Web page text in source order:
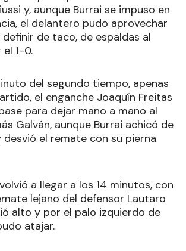
y, aunque Burrai se impuso en
el delantero pudo aprovechar
de taco, de espaldas al
1-0.
del segundo tiempo, apenas
el enganche Joaquín Freitas
para dejar mano a mano al
Galván, aunque Burrai achicó de
desvió el remate con su pierna
a llegar a los 14 minutos, con
lejano del defensor Lautaro
alto y por el palo izquierdo de
atajar.